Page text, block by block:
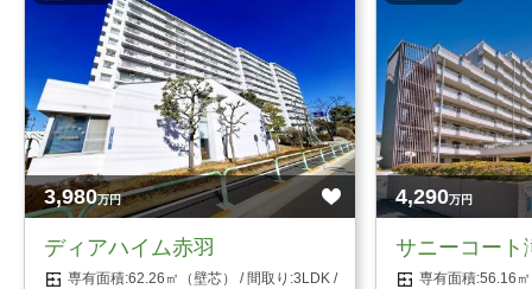
3,980万円
ディアハイム赤羽
62.26㎡（壁芯）
3LDK
4,290万円
サニーコート
56.16